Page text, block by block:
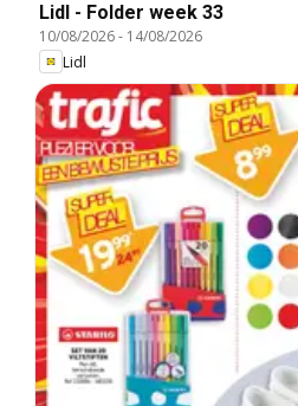
Lidl - Folder week 33
10/08/2026- 14/08/2026
Lidl